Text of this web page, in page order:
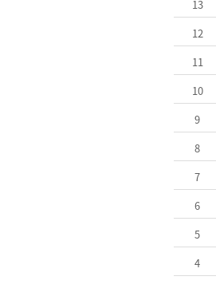
13
12
11
10
9
8
7
6
5
4